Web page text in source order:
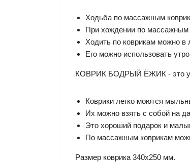
Ходьба по массажным
При хождении по массажным
Ходить по коврикам можно в
Его можно использовать
КОВРИК БОДРЫЙ ЁЖИК - это
Коврики легко моются
Их можно взять с собой на
Это хороший подарок и
По массажным коврикам
Размер коврика 340х250 мм.